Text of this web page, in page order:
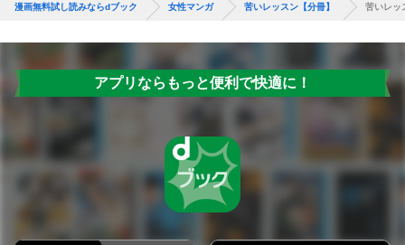
漫画無料試し読みならdブック 女性マンガ 苦いレッスン【分冊】 苦いレッ
アプリならもっと便利で快適に！